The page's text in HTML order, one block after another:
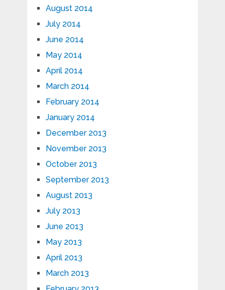
August 2014
July 2014
June 2014
May 2014
April 2014
March 2014
February 2014
January 2014
December 2013
November 2013
October 2013
September 2013
August 2013
July 2013
June 2013
May 2013
April 2013
March 2013